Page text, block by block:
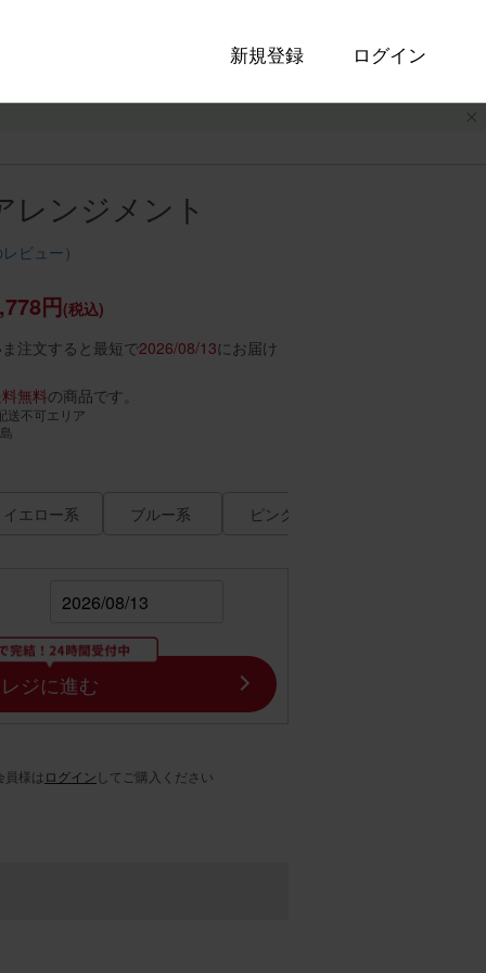
新規登録 ログイン
ンジメント
ビュー）
円(税込)
注文すると最短で2026/08/13にお届け
無料の商品です。
送不可エリア
イエロー系 ブルー系 ピンク系
レジに進む
員様は ログイン してご購入ください